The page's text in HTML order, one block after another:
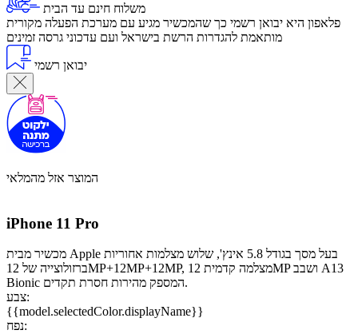
משלוח חינם עד הבית
פלאפון היא יבואן רשמי כך שהמכשיר מגיע עם מערכת הפעלה מקורית
מותאמת להגדרות הרשת בישראל ועם עדכוני גרסה זמינים
יבואן רשמי
המוצר אזל מהמלאי
iPhone 11 Pro
מכשיר מבית Apple בעל מסך בגודל 5.8 אינץ', שלוש מצלמות אחוריות
ברזולוצייה של 12MP+12MP+12MP, מצלמה קדמית 12MP ושבב A13
Bionic המספק מהירות חסרת תקדים.
צבע:
{{model.selectedColor.displayName}}
נפח: